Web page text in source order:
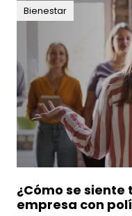
Bienestar
¿Cómo se
empresa con